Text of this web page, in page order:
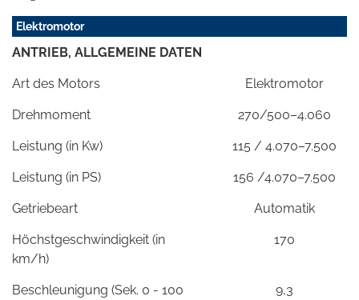
Elektromotor
ANTRIEB, ALLGEMEINE DATEN
Art des Motors Elektromotor
Drehmoment 270/500–4.060
Leistung (in Kw) 115 / 4.070–7.500
Leistung (in PS) 156 /4.070–7.500
Getriebeart Automatik
Höchstgeschwindigkeit (in
km/h)
170
Beschleunigung (Sek. 0 - 100
9,3